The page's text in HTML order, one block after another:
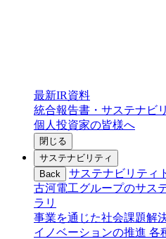
最新IR資料
統合報告書・サステナビ
個人投資家の皆様へ
閉じる
サステナビリティ
Back
サステナビリティ
古河電工グループのサス
ラリ
事業を通じた社会課題解
イノベーションの推進 各